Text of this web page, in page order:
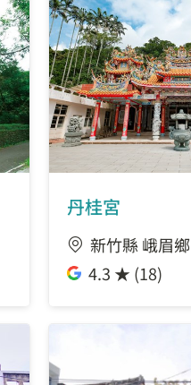
丹桂宮
新竹縣 峨眉鄉
4.3 ★ (18)